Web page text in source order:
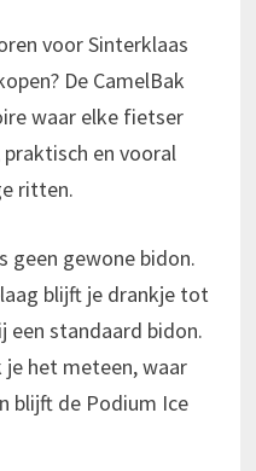
voor Sinterklaas
De CamelBak
waar elke fietser
en vooral
ritten.
geen gewone bidon.
blijft je drankje tot
een standaard bidon.
het meteen, waar
blijft de Podium Ice